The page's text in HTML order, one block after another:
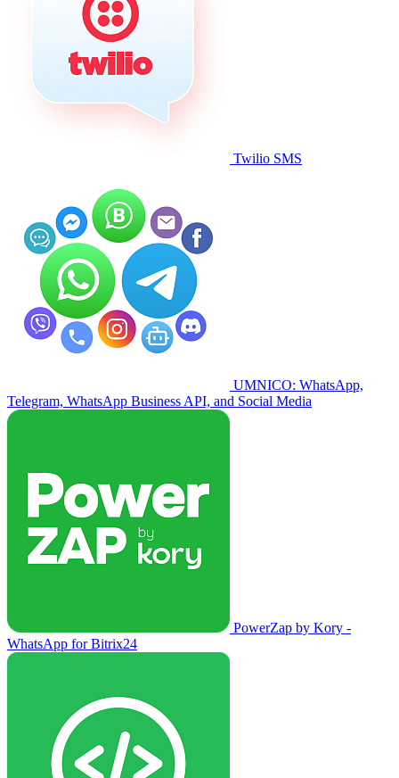
Twilio SMS
UMNICO: WhatsApp,
Telegram, WhatsApp Business API, and Social Media
PowerZap by Kory -
WhatsApp for Bitrix24